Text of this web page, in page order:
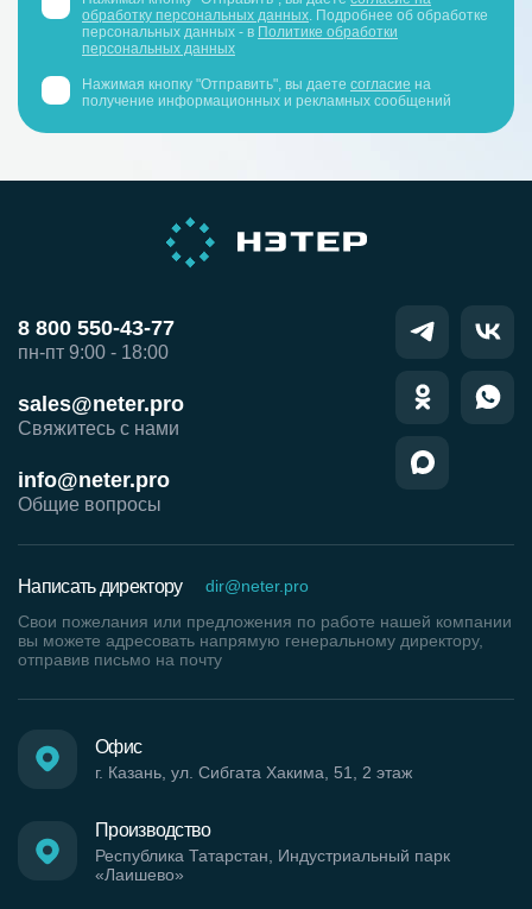
обработку персональных данных . Подробнее об обработке
персональных данных - в Политике обработки
персональных данных
Нажимая кнопку "Отправить", вы даете согласие на
получение информационных и рекламных сообщений
8 800 550-43-77
пн-пт 9:00 - 18:00
sales@neter.pro
Свяжитесь с нами
info@neter.pro
Общие вопросы
Производство
Республика Татарстан, Индустриальный парк
«Лаишево»
Офис
г. Казань, ул. Сибгата Хакима, 51, 2 этаж
Написать директору
dir@neter.pro
Свои пожелания или предложения по работе нашей компании
вы можете адресовать напрямую генеральному директору,
отправив письмо на почту